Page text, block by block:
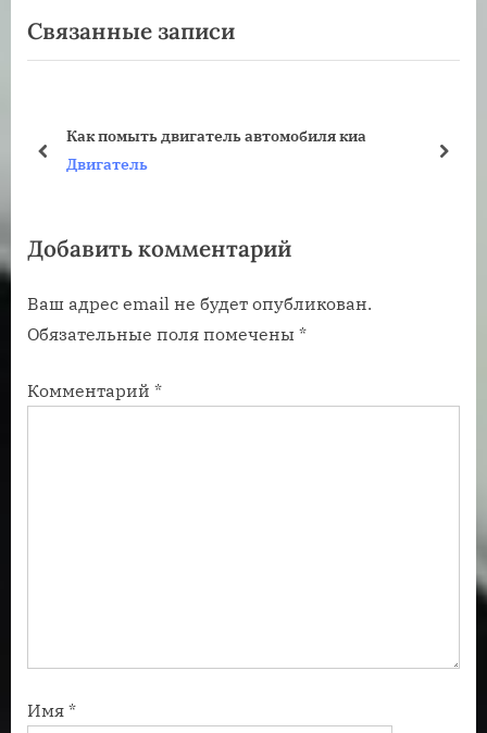
записям
д
ы
щ
з
п
и
ь
е
д
з
п
и
ь
Связанные записи
Как помыть двигатель автомобиля киа
Двигатель
пред
Добавить комментарий
Ваш адрес email не будет опубликован.
Обязательные поля помечены *
Комментарий *
Имя *